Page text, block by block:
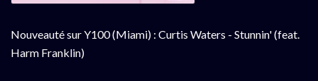
Nouveauté sur Y100 (Miami) : Curtis Waters - Stunnin' (feat.
Harm Franklin)